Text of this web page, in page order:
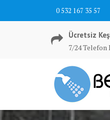
0 532 167 35 57
Ücretsiz
7/24 Telefon